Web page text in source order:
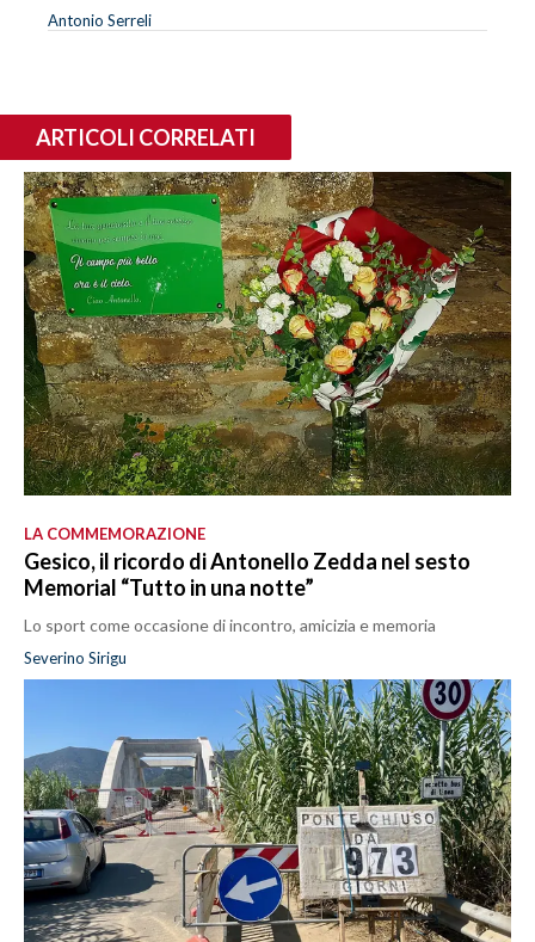
Antonio Serreli
ARTICOLI CORRELATI
LA COMMEMORAZIONE
Gesico, il ricordo di Antonello Zedda nel sesto
Memorial “Tutto in una notte”
Lo sport come occasione di incontro, amicizia e memoria
Severino Sirigu